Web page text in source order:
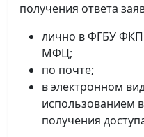
получения ответа
лично в ФГБУ ФКП
МФЦ;
по почте;
в электронном
использованием
получения